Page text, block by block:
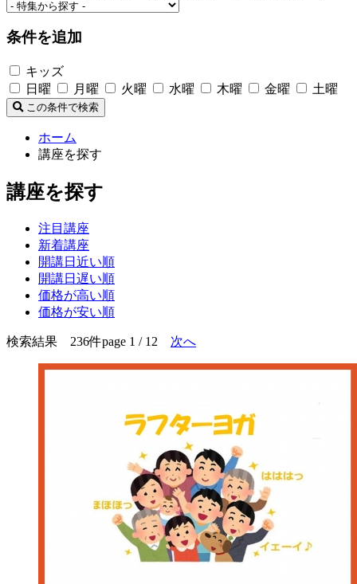
条件を追加
キッズ
日曜
月曜 火曜 水曜 木曜 金曜 土曜
この条件で検索
ホーム
講座を探す
講座を探す
注目講座
新着講座
開講日近い順
開講日遅い順
価格が高い順
価格が安い順
検索結果 236件page 1 / 12 次へ